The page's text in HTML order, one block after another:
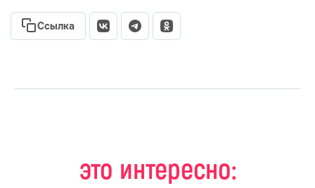
Ссылка
это интересно: